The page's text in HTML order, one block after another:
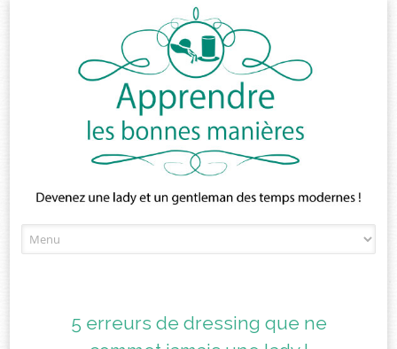
to
5 erreurs de dressing que ne